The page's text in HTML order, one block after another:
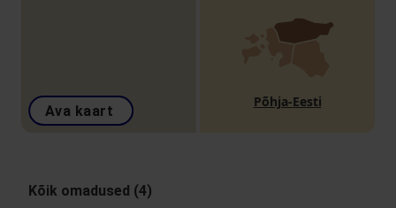
Ava kaart
Põhja-Eesti
Kõik omadused (4)